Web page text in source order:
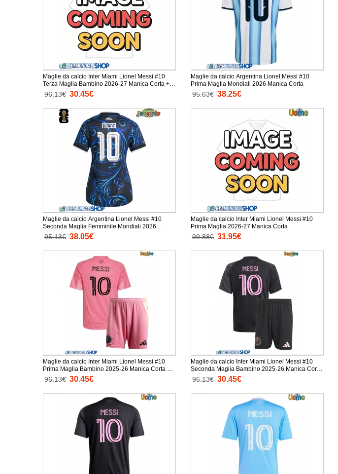
Maglie da calcio Inter Miami Lionel Messi #10
Terza Maglia Bambino 2026-27 Manica Corta +
Pantaloni corti)
96.13€ 30.45€
Maglie da calcio Argentina Lionel Messi #10
Prima Maglia Mondiali 2026 Manica Corta
95.63€ 38.25€
Maglie da calcio Argentina Lionel Messi #10
Seconda Maglia Femminile Mondiali 2026
Manica Corta
95.13€ 38.05€
Maglie da calcio Inter Miami Lionel Messi #10
Prima Maglia 2026-27 Manica Corta
99.88€ 31.95€
Maglie da calcio Inter Miami Lionel Messi #10
Prima Maglia Bambino 2025-26 Manica Corta +
Pantaloni corti)
96.13€ 30.45€
Maglie da calcio Inter Miami Lionel Messi #10
Seconda Maglia Bambino 2025-26 Manica Corta
+ Pantaloni corti)
96.13€ 30.45€